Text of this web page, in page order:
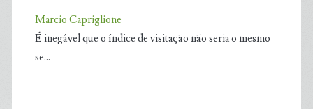
Marcio Capriglione
É inegável que o índice de visitação não seria o mesmo
se…